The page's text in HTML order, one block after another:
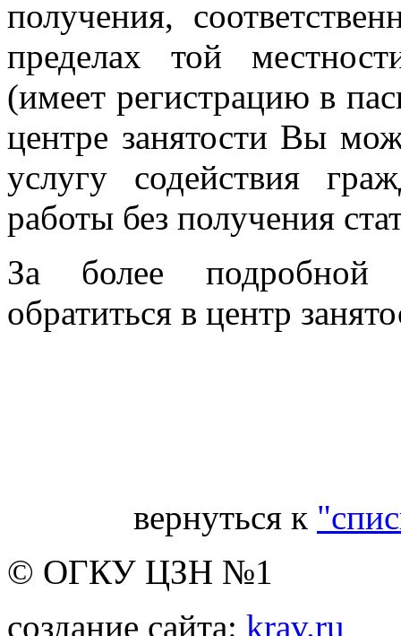
получения,
пределах той
(имеет регистрацию в
центре занятости Вы
услугу содействия
работы без получения
За более подробной
обратиться в центр
вернуться к
© ОГКУ ЦЗН №1
создание сайта: krav.ru